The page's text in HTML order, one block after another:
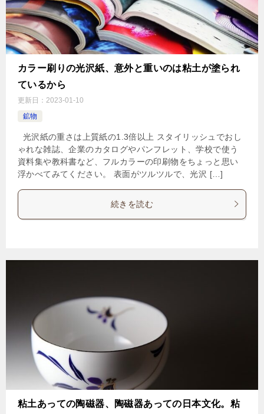
カラー刷りの光沢紙、意外と重いのは粘土が塗られ
ているから
更新日： 2023-01-10
鉱物
光沢紙の重さは上質紙の1.3倍以上 スタイリッシュでおし
ゃれな雑誌、企業のカタログやパンフレット、学校で使う
資料集や教科書など、フルカラーの印刷物をちょっと思い
浮かべてみてください。 表面がツルツルで、光沢 […]
続きを読む
粘土あっての陶磁器、陶磁器あっての日本文化。粘